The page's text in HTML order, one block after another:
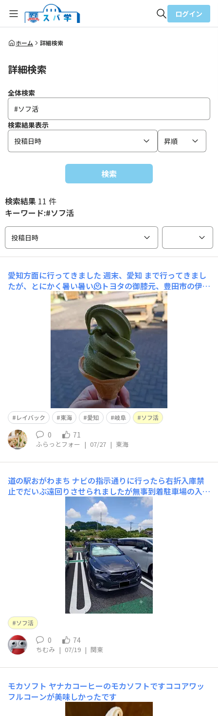
全体検索
ログイン
ホーム 詳細検索
詳細検索
全体検索
検索結果表示
投稿日時
昇順
検索
検索結果 11 件
キーワード:#ソフ活
投稿日時
愛知方面に行ってきました 週末、愛知 まで行ってきまし
たが、とにかく暑い暑い🫠トヨタの御膝元、豊田市の伊勢
湾岸道(新東名)高架下は日陰でも42℃を記録😳 このあ
たり一部、片側6車線のすごく広い道路でしたが、結構な
クルマが右に左に忙しく進路を変える「本場・名古屋走
り」を繰り広げ、けっこう走行難易度高めでした😅新東名
レイバック 東海 愛知 岐阜 ソフ活
0 71
ふらっとフォー | 07/27 | 東海
道の駅おがわまち ナビの指示通りに行ったら右折入庫禁
止でだいぶ遠回りさせられましたが無事到着駐車場の入庫
待機列が出来ていて大繁盛してました早目のランチにコ〜
ンな華麗うどんに小川町コロッケのせちゃいましたとうも
ろこしの甘みが効いたカレーうどんです奥に写っているの
はお子様うどんデザートにおがわ庵のこがしみたらし団子
ソフ活
0 74
ちむみ | 07/19 | 関東
モカソフト ヤナカコーヒーのモカソフトですココアワッ
フルコーンが美味しかったです